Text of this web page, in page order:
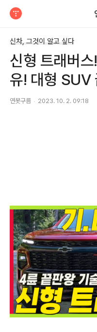
신차, 그것이 알고 싶다
신형 트래버스
유! 대형 SUV
연못구름 2023. 10. 2. 09:18